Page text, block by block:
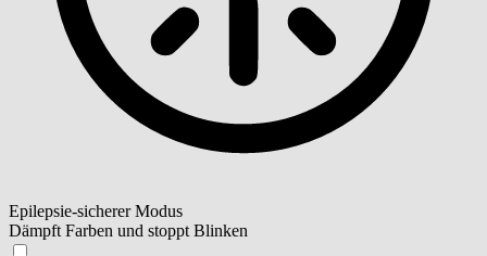
Epilepsie-sicherer Modus
Dämpft Farben und stoppt Blinken